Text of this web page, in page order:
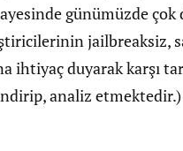
günümüzde çok
jailbreaksiz,
ihtiyaç duyarak karşı
analiz etmektedir.)